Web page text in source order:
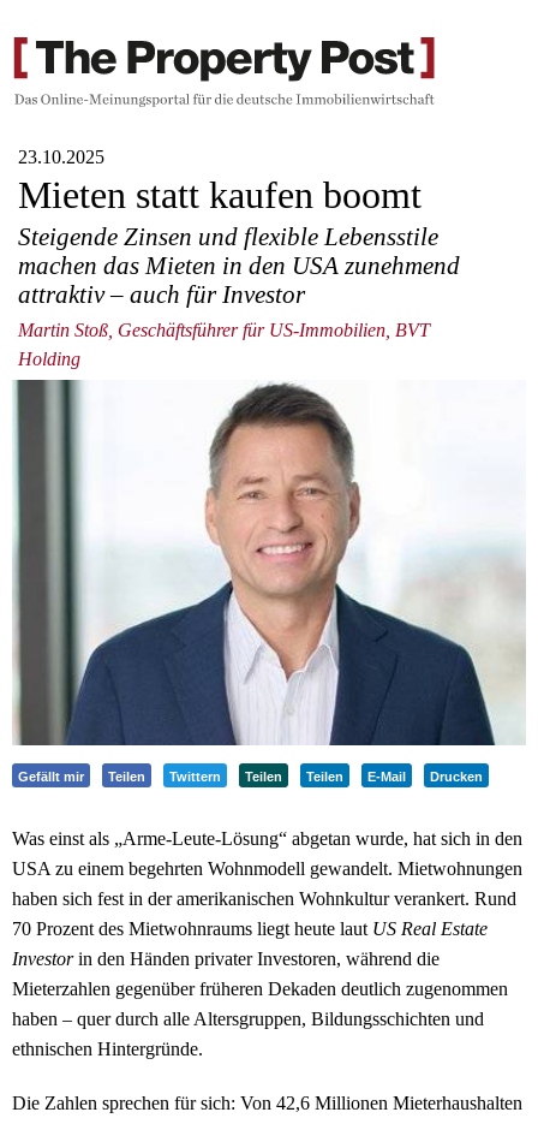
23.10.2025
Mieten statt kaufen boomt
Steigende Zinsen und flexible Lebensstile
machen das Mieten in den USA zunehmend
attraktiv – auch für Investor
Martin Stoß, Geschäftsführer für US-Immobilien, BVT
Holding
Gefällt mir Teilen Twittern Teilen Teilen E-Mail Drucken
Was einst als „Arme-Leute-Lösung“ abgetan wurde, hat sich in den
USA zu einem begehrten Wohnmodell gewandelt. Mietwohnungen
haben sich fest in der amerikanischen Wohnkultur verankert. Rund
70 Prozent des Mietwohnraums liegt heute laut US Real Estate
Investorin den Händen privater Investoren, während die
Mieterzahlen gegenüber früheren Dekaden deutlich zugenommen
haben – quer durch alle Altersgruppen, Bildungsschichten und
ethnischen Hintergründe.
Die Zahlen sprechen für sich: Von 42,6 Millionen Mieterhaushalten